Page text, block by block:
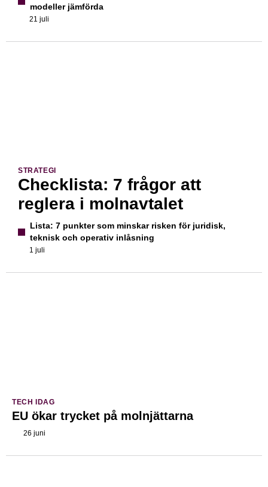
modeller jämförda
21 juli
STRATEGI
Checklista: 7 frågor att
reglera i molnavtalet
Lista: 7 punkter som minskar risken för juridisk,
teknisk och operativ inlåsning
1 juli
TECH IDAG
EU ökar trycket på molnjättarna
26 juni